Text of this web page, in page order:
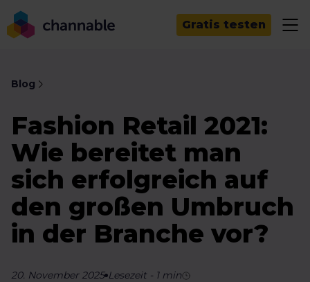
Gratis testen
Blog
Fashion Retail 2021:
Wie bereitet man
sich erfolgreich auf
den großen Umbruch
in der Branche vor?
20. November 2025 Lesezeit - 1min